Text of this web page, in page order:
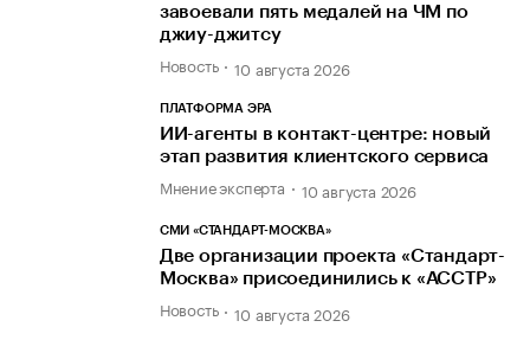
завоевали пять медалей на ЧМ по
джиу-джитсу
Новость 10 августа 2026
ПЛАТФОРМА ЭРА
ИИ-агенты в контакт-центре: новый
этап развития клиентского сервиса
Мнение эксперта 10 августа 2026
СМИ «СТАНДАРТ-МОСКВА»
Две организации проекта «Стандарт-
Москва» присоединились к «АССТР»
Новость 10 августа 2026